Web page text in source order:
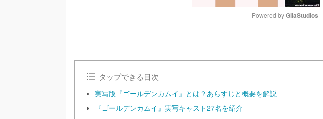
u
Powered by GliaStudios
タップできる目次
実写版『ゴールデンカムイ』とは？あらすじと概要を解説
『ゴールデンカムイ』実写キャスト27名を紹介